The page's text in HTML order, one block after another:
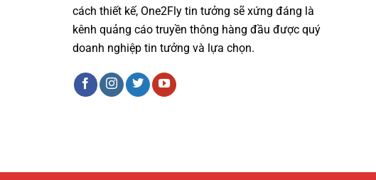
cách thiết kế, One2Fly tin tưởng sẽ xứng đáng là
kênh quảng cáo truyền thông hàng đầu được quý
doanh nghiệp tin tưởng và lựa chọn.